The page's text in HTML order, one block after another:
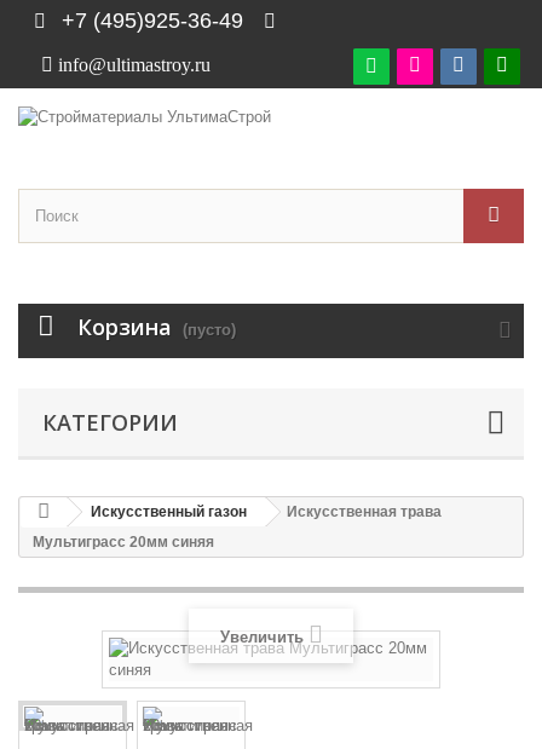
+7 (495)925-36-49

info@ultimastroy.ru
Корзина (пусто)
КАТЕГОРИИ
Искусственный газон
Искусственная трава
Мультиграсс 20мм синяя
Увеличить